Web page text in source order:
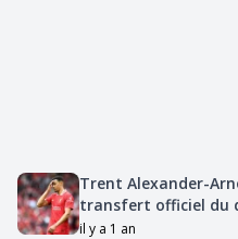
Trent Alexander-
transfert officiel du
il y a 1 an